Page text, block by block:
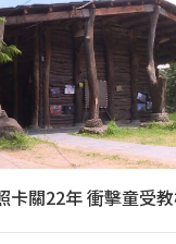
卡關22年 衝擊童受